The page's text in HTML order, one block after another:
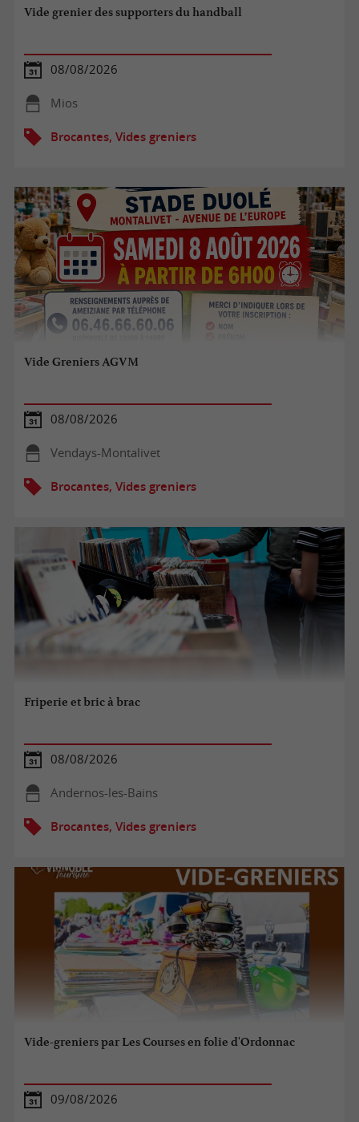
Vide grenier des supporters du handball
08/08/2026
Mios
Brocantes, Vides greniers
Vide Greniers AGVM
08/08/2026
Vendays-Montalivet
Brocantes, Vides greniers
Friperie et bric à brac
08/08/2026
Andernos-les-Bains
Brocantes, Vides greniers
Vide-greniers par Les Courses en folie d'Ordonnac
09/08/2026